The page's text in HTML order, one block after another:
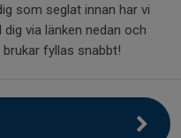
som seglat innan har vi
via länken nedan och
fyllas snabbt!